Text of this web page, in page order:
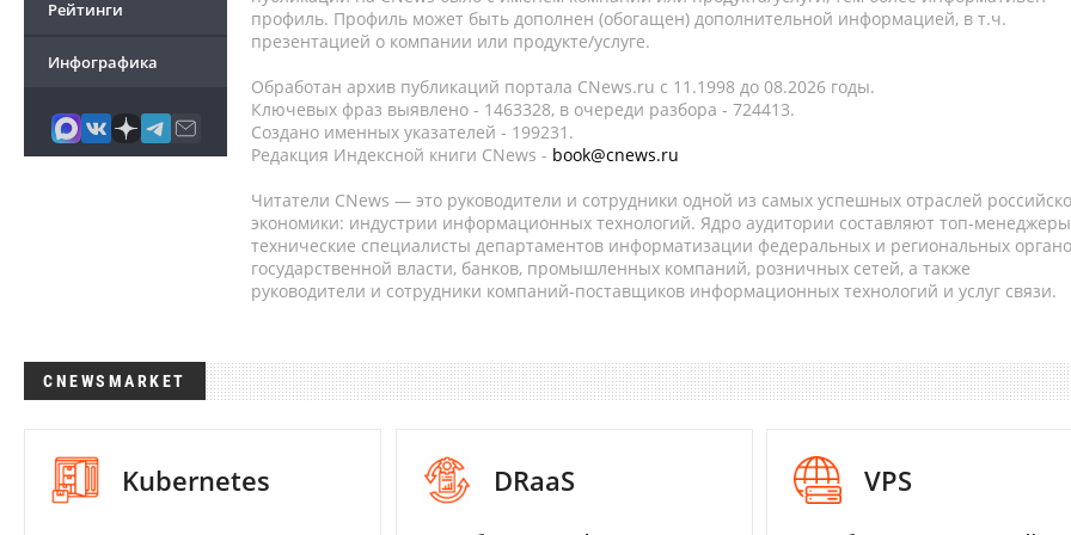
Рейтинги
Инфографика
профиль. Профиль может быть дополнен (обогащен) дополнительной информацией, в т.ч.
презентацией о компании или продукте/услуге.
Обработан архив публикаций портала CNews.ru c 11.1998 до 08.2026 годы.
Ключевых фраз выявлено - 1463328, в очереди разбора - 724413.
Создано именных указателей - 199231.
Редакция Индексной книги CNews - book@cnews.ru
Читатели CNews — это руководители и сотрудники одной из самых успешных отраслей
экономики: индустрии информационных технологий. Ядро аудитории составляют топ-
технические специалисты департаментов информатизации федеральных и региональных
государственной власти, банков, промышленных компаний, розничных сетей, а также
руководители и сотрудники компаний-поставщиков информационных технологий и услуг связи.
CNEWSMARKET
Kubernetes DRaaS VPS